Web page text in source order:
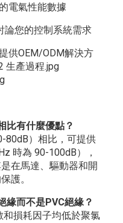
電氣性能數據
論您的控制系統需求
供OEM/ODM解決方
比有什麼優點？
80dB）相比，可提供
時為 90-100dB），
在馬達、驅動器和開
護。
緣而不是PVC絕緣？
損耗因子均低於聚氯